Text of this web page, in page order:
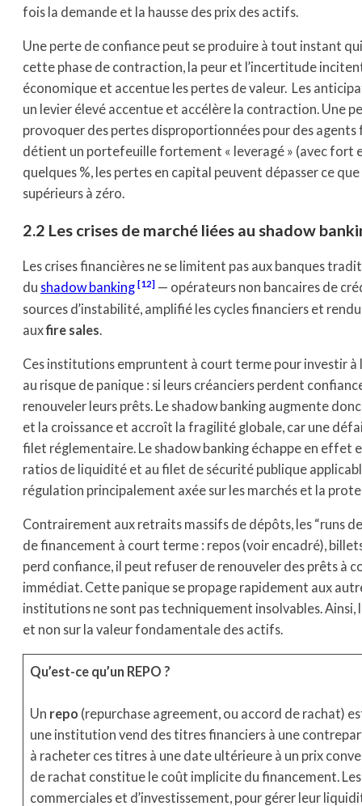
fois la demande et la hausse des prix des actifs.
Une perte de confiance peut se produire à tout instant
cette phase de contraction, la peur et l’incertitude
économique et accentue les pertes de valeur. Les
un levier élevé accentue et accélère la contraction. Une
provoquer des pertes disproportionnées pour des
détient un portefeuille fortement « leveragé » (avec fort
quelques %, les pertes en capital peuvent dépasser ce
supérieurs à zéro.
2.2 Les crises de marché liées au shadow
Les crises financières ne se limitent pas aux banques
du shadow banking 12 — opérateurs non bancaires de
sources d’instabilité, amplifié les cycles financiers et
auxfire sales
Ces institutions empruntent à court terme pour investir à
au risque de panique : si leurs créanciers perdent
renouveler leurs prêts. Le shadow banking augmente
et la croissance et accroît la fragilité globale, car une
filet réglementaire. Le shadow banking échappe en effet
ratios de liquidité et au filet de sécurité publique
régulation principalement axée sur les marchés et la
Contrairement aux retraits massifs de dépôts, les “runs
de financement à court terme : repos (voir encadré),
perd confiance, il peut refuser de renouveler des prêts à
immédiat. Cette panique se propage rapidement aux
institutions ne sont pas techniquement insolvables.
et non sur la valeur fondamentale des actifs.
Qu’est-ce qu’un REPO ?
Un repo (repurchase agreement, ou accord de rachat)
une institution vend des titres financiers à une
à racheter ces titres à une date ultérieure à un prix
de rachat constitue le coût implicite du financement.
commerciales et d’investissement, pour gérer leur